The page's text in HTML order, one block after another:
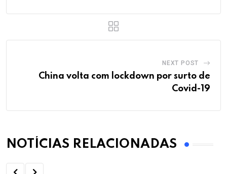
NEXT POST
China volta com lockdown por surto de
Covid-19
NOTÍCIAS RELACIONADAS